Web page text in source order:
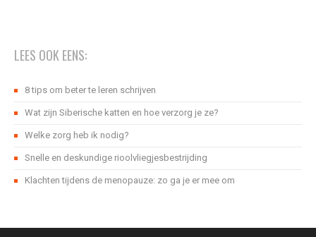
LEES OOK EENS:
8 tips om beter te leren schrijven
Wat zijn Siberische katten en hoe verzorg je ze?
Welke zorg heb ik nodig?
Snelle en deskundige rioolvliegjesbestrijding
Klachten tijdens de menopauze: zo ga je er mee om